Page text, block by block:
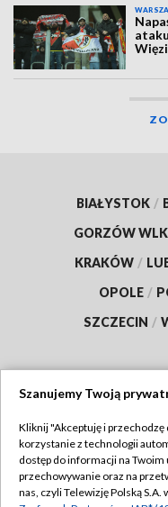
BIAŁYSTOK /
GORZÓW
KRAKÓW /
OPOLE /
SZCZECIN /
Abonament TVP
Szanujemy Twoją
Kliknij "Akceptuję i przechodzę
korzystanie z technologii
dostęp do informacji na
przechowywanie oraz na
nas, czyli Telewizję Polską S.A.